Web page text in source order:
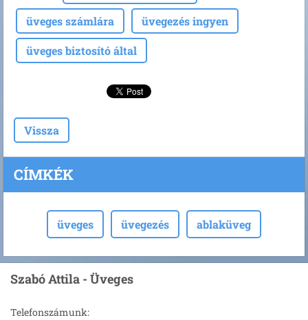
üveges számlára üvegezés ingyen
üveges biztosító által
Vissza
CÍMKÉK
üveges üvegezés ablaküveg
Szabó Attila - Üveges
Telefonszámunk: